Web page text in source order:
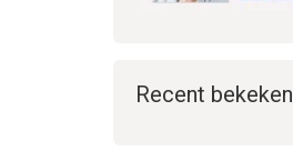
Recent bekeken